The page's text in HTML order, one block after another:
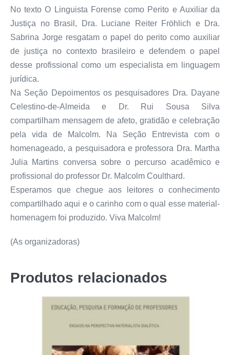
No texto O Linguista Forense como Perito e Auxiliar da
Justiça no Brasil, Dra. Luciane Reiter Fröhlich e Dra.
Sabrina Jorge resgatam o papel do perito como auxiliar
de justiça no contexto brasileiro e defendem o papel
desse profissional como um especialista em linguagem
jurídica.
Na Seção Depoimentos os pesquisadores Dra. Dayane
Celestino-de-Almeida e Dr. Rui Sousa Silva
compartilham mensagem de afeto, gratidão e celebração
pela vida de Malcolm. Na Seção Entrevista com o
homenageado, a pesquisadora e professora Dra. Martha
Julia Martins conversa sobre o percurso acadêmico e
profissional do professor Dr. Malcolm Coulthard.
Esperamos que chegue aos leitores o conhecimento
compartilhado aqui e o carinho com o qual esse material-
homenagem foi produzido. Viva Malcolm!
(As organizadoras)
Produtos relacionados